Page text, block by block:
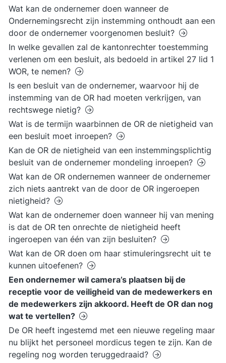
Wat kan de ondernemer doen wanneer de
Ondernemingsrecht zijn instemming onthoudt aan een
door de ondernemer voorgenomen besluit?
In welke gevallen zal de kantonrechter toestemming
verlenen om een besluit, als bedoeld in artikel 27 lid 1
WOR, te nemen?
Is een besluit van de ondernemer, waarvoor hij de
instemming van de OR had moeten verkrijgen, van
rechtswege nietig?
Wat is de termijn waarbinnen de OR de nietigheid van
een besluit moet inroepen?
Kan de OR de nietigheid van een instemmingsplichtig
besluit van de ondernemer mondeling inroepen?
Wat kan de OR ondernemen wanneer de ondernemer
zich niets aantrekt van de door de OR ingeroepen
nietigheid?
Wat kan de ondernemer doen wanneer hij van mening
is dat de OR ten onrechte de nietigheid heeft
ingeroepen van één van zijn besluiten?
Wat kan de OR doen om haar stimuleringsrecht uit te
kunnen uitoefenen?
Een ondernemer wil camera’s plaatsen bij de
receptie voor de veiligheid van de medewerkers en
de medewerkers zijn akkoord. Heeft de OR dan nog
wat te vertellen?
De OR heeft ingestemd met een nieuwe regeling maar
nu blijkt het personeel mordicus tegen te zijn. Kan de
regeling nog worden teruggedraaid?